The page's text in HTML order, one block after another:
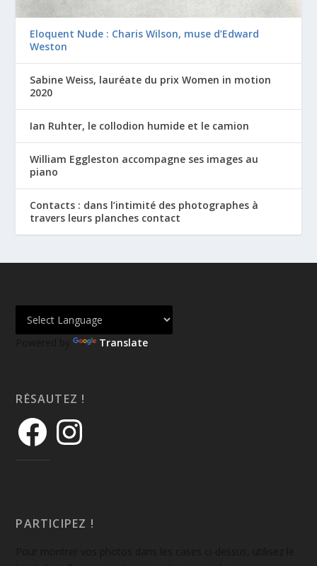
Eloquent Nude : Charis Wilson, muse d’Edward
Weston
Sabine Weiss, lauréate du prix Women in motion
2020
Ian Ruhter, le collodion humide et le camion
William Eggleston accompagne ses images au
piano
Contacts : dans l’intimité des photographes à
travers leurs planches contact
Powered by Translate
RÉSAUTEZ !
PARTICIPEZ !